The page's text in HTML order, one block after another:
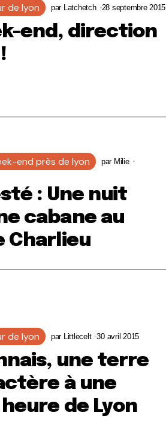
de lyon par Latchetch 28 septembre 2015
end, direction
end près de lyon par Milie
: Une nuit
cabane au
Charlieu
de lyon par Littlecelt 30 avril 2015
une terre
à une
de Lyon